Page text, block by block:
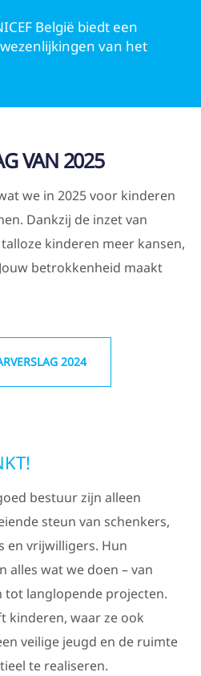
België biedt een
van het
VAN 2025
we in 2025 voor kinderen
Dankzij de inzet van
kinderen meer kansen,
betrokkenheid maakt
2024
bestuur zijn alleen
steun van schenkers,
en vrijwilligers. Hun
alles wat we doen – van
tot langlopende projecten.
kinderen, waar ze ook
veilige jeugd en de ruimte
te realiseren.